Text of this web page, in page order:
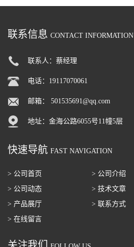
联系信息 CONTACT INFORMATION
联系人：蔡经理
电话：19117070061
邮箱： 501535691@qq.com
地址：金海公路6055号11幢5层
快速导航 FAST NAVIGATION
> 公司首页
> 公司介绍
> 公司动态
> 技术文章
> 产品展厅
> 联系方式
> 在线留言